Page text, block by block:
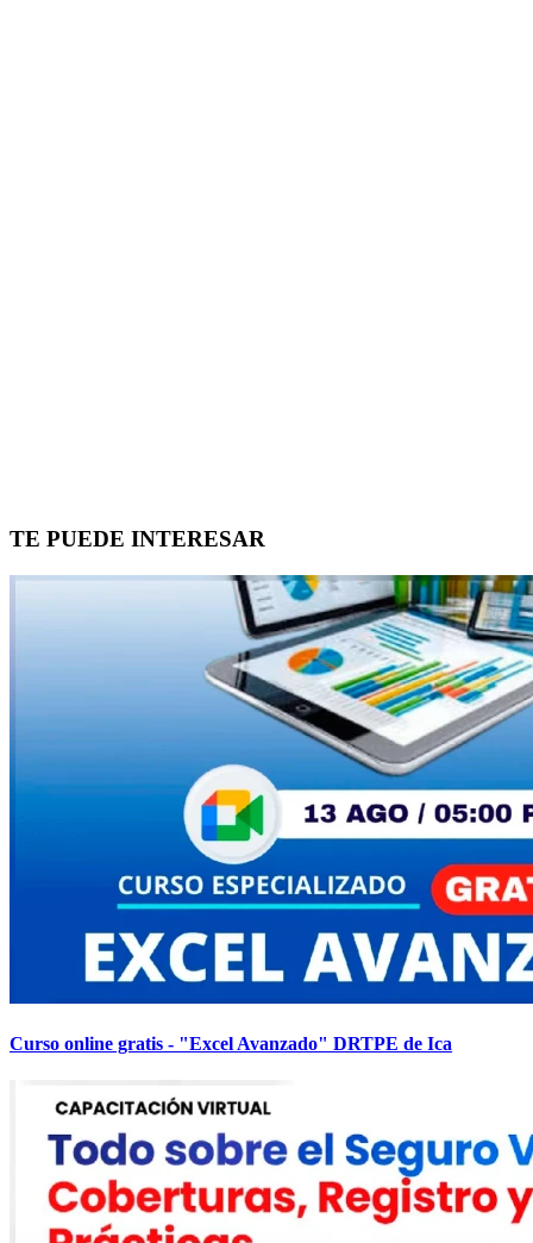
TE PUEDE INTERESAR
Curso online gratis - "Excel Avanzado" DRTPE de Ica